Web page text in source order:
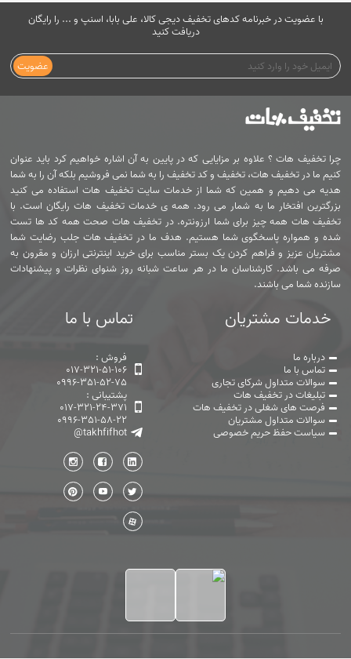
با عضویت در خبرنامه کدهای تخفیف دیجی کالا، علی بابا، اسنپ و ... را رایگان
دریافت کنید
عضویت
چرا تخفیف هات ؟ علاوه بر مزایایی که در پایین به آن اشاره خواهیم کرد باید عنوان
کنیم ما در تخفیف هات، تخفیف و کد تخفیف را به شما نمی فروشیم بلکه آن را به شما
هدیه می دهیم و همین که شما از خدمات سایت تخفیف هات استفاده می کنید
بزرگترین افتخار ما به شمار می رود. همه ی خدمات تخفیف هات رایگان است. با
تخفیف هات همه چیز برای شما ارزونتره. در تخفیف هات صحت همه کد ها تست
شده و همواره پاسخگوی شما هستیم. هدف ما در تخفیف هات جلب رضایت شما
مشتریان عزیز و فراهم کردن یک بستر مناسب برای خرید اینترنتی ارزان و مقرون به
صرفه می باشد. کارشناسان ما در هر ساعت شبانه روز شنوای نظرات و پیشنهادات
سازنده شما می باشند.
خدمات مشتریان
درباره ما
تماس با ما
سوالات متداول شرکای تجاری
تبلیغات در تخفیف هات
فرصت های شغلی در تخفیف هات
سوالات متداول مشتریان
سیاست حفظ حریم خصوصی
تماس با ما
فروش :
017-321-51-106
0996-351-52-75
پشتیبانی :
017-321-24-371
0996-351-58-22
@takhfifhot